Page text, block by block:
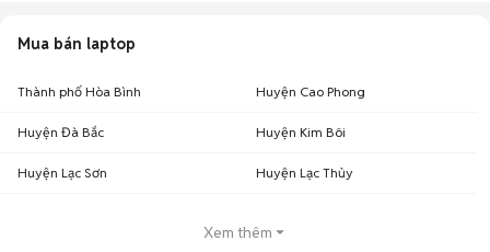
Mua bán laptop
Thành phố Hòa Bình Huyện Cao Phong
Huyện Đà Bắc Huyện Kim Bôi
Huyện Lạc Sơn Huyện Lạc Thủy
Xem thêm